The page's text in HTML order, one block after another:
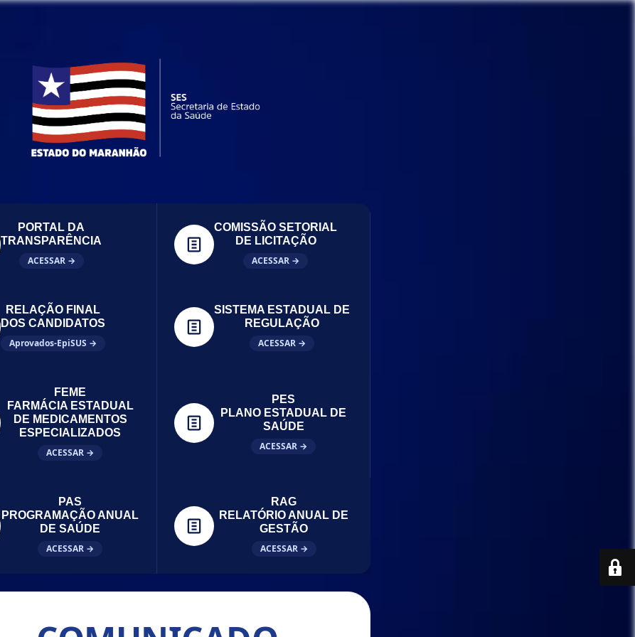
PORTAL DA
TRANSPARÊNCIA
ACESSAR →
COMISSÃO SETORIAL
DE LICITAÇÃO
ACESSAR →
RELAÇÃO FINAL
DOS CANDIDATOS
Aprovados-EpiSUS →
SISTEMA ESTADUAL DE
REGULAÇÃO
ACESSAR →
FEME
FARMÁCIA ESTADUAL
DE MEDICAMENTOS
ESPECIALIZADOS
ACESSAR →
PES
PLANO ESTADUAL DE
SAÚDE
ACESSAR →
PAS
PROGRAMAÇÃO ANUAL
DE SAÚDE
ACESSAR →
RAG
RELATÓRIO ANUAL DE
GESTÃO
ACESSAR →